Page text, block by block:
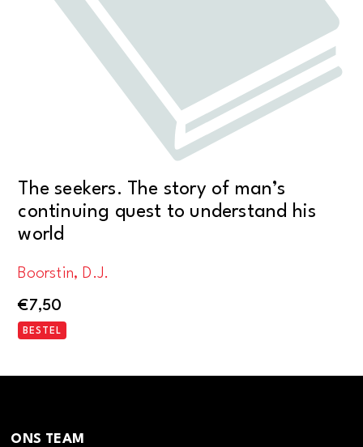
The seekers. The story of man’s
continuing quest to understand his
world
Boorstin, D.J.
€7,50
BESTEL
ONS TEAM